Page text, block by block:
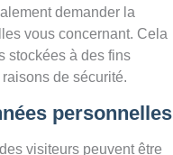
demander la
vous concernant. Cela
stockées à des fins
de sécurité.
personnelles
visiteurs peuvent être